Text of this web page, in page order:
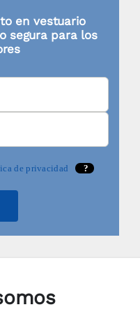
en vestuario
segura para los
de privacidad ?